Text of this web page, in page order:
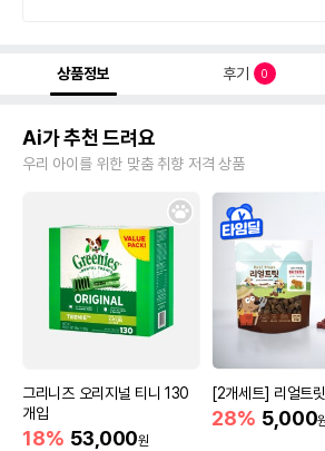
상품정보 후기 0
Ai가 추천 드려요
우리 아이를 위한 맞춤 취향 저격 상품
그리니즈 오리지널 티니 130
개입
18% 53,000원
[2개세트] 리얼트
28% 5,000